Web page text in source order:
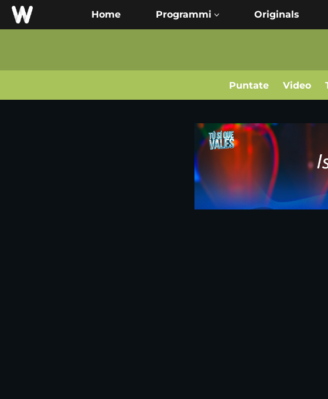
Home Originals
Puntate Video